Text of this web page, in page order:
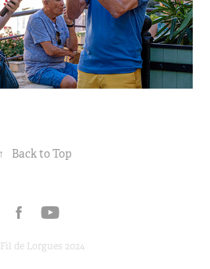
↑ Back to Top
de Lorgues 2024